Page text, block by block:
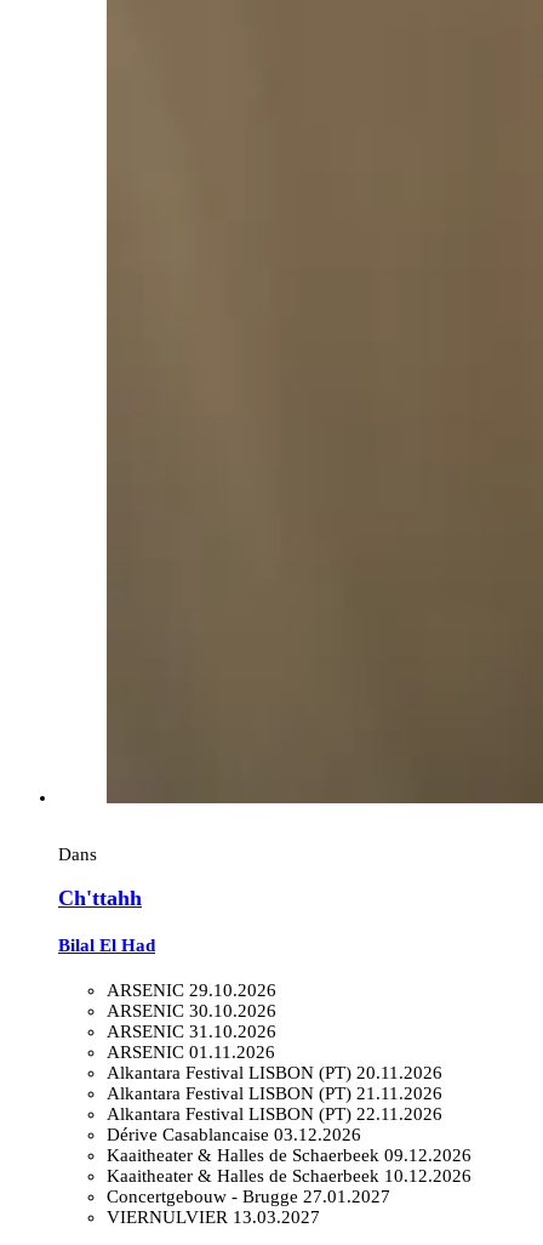
Dans
Ch'ttahh
Bilal El Had
ARSENIC 29.10.2026
ARSENIC 30.10.2026
ARSENIC 31.10.2026
ARSENIC 01.11.2026
Alkantara Festival LISBON (PT) 20.11.2026
Alkantara Festival LISBON (PT) 21.11.2026
Alkantara Festival LISBON (PT) 22.11.2026
Dérive Casablancaise 03.12.2026
Kaaitheater & Halles de Schaerbeek 09.12.2026
Kaaitheater & Halles de Schaerbeek 10.12.2026
Concertgebouw - Brugge 27.01.2027
VIERNULVIER 13.03.2027